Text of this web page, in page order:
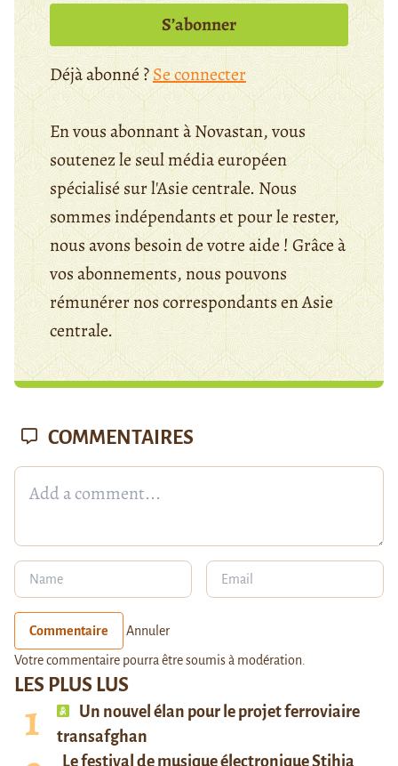
S’abonner
Déjà abonné ?Se connecter
En vous abonnant à Novastan, vous
soutenez le seul média européen
spécialisé sur l'Asie centrale. Nous
sommes indépendants et pour le rester,
nous avons besoin de votre aide ! Grâce à
vos abonnements, nous pouvons
rémunérer nos correspondants en Asie
centrale.
LES PLUS LUS
Un nouvel élan pour le projet ferroviaire
transafghan
Le festival de musique électronique Stihia
COMMENTAIRES
Commentaire Annuler
Votre commentaire pourra être soumis à modération.